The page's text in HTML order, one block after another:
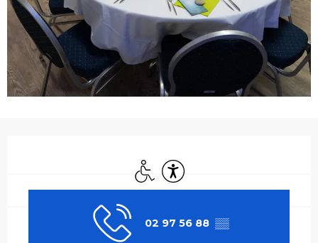
Accès handicapés
Accessibilité
02 97 56 88 ▒▒